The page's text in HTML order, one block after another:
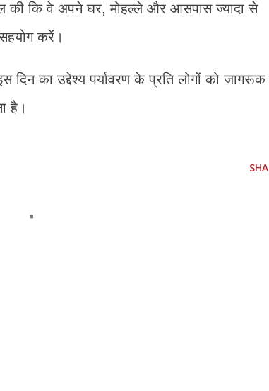
की कि वे अपने घर, मोहल्ले और आसपास ज्यादा से
करें।
दिन का उद्देश्य पर्यावरण के प्रति लोगों को जागरूक
है।